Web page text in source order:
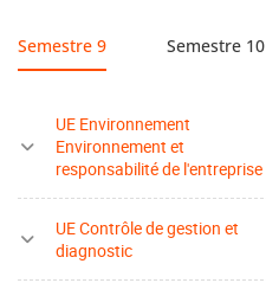
Semestre 9 Semestre 10
UE Environnement
Environnement et
responsabilité de l'entreprise
UE Contrôle de gestion et
diagnostic